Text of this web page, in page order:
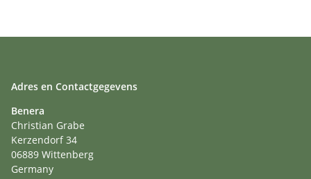
Adres en Contactgegevens
Benera
Christian Grabe
Kerzendorf 34
06889 Wittenberg
Germany